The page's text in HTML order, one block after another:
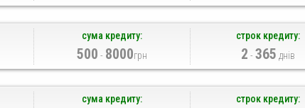
сума кредиту:
500 - 8000грн
строк кредиту:
2 -365 днів
сума кредиту: строк кредиту: